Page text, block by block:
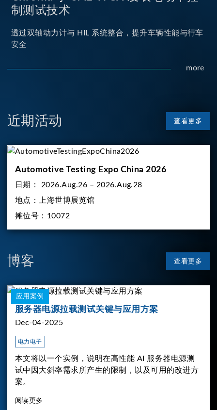
制测试技术
透过双轴动力计与 HIL 系统整合，提升车辆性能与行车
安全
more
近期活动 查看更多
Automotive Testing Expo China 2026
日期：
2026.Aug.26 – 2026.Aug.28
地点：
上海世博展览馆
摊位号： 10072
博客 查看更多
应用案例
服务器电源拉载测试关键与应用方案
Dec-04-2025
电力电子
本文将以一个实例，说明在高性能 AI 服务器电源测
试中因大斜率需求所产生的限制，以及可用的改进方
案。
阅读更多